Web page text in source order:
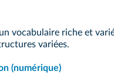
vocabulaire riche et
variées.
(numérique)